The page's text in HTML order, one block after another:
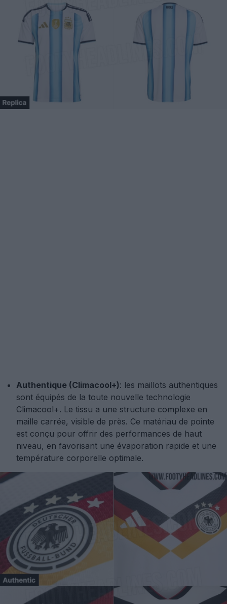
Authentique (Climacool+): les maillots authentiques
sont équipés de la toute nouvelle technologie
Climacool+. Le tissu a une structure complexe en
maille carrée, visible de près. Ce matériau de pointe
est conçu pour offrir des performances de haut
niveau, en favorisant une évaporation rapide et une
température corporelle optimale.